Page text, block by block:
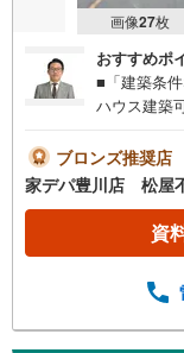
画像27枚
おすすめポ
■「建築条
ハウス建築
路も広々●
川市・知立
リアの物件
中古マン
いたしま
っていま
ブロンズ推奨店
家デパ豊川店 松屋
資